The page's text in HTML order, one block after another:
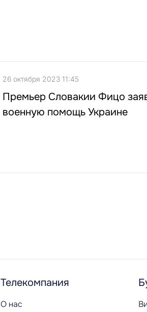
26 октября 2023 11:45
Премьер Словакии Фицо
военную помощь Украине
Телекомпания
О нас